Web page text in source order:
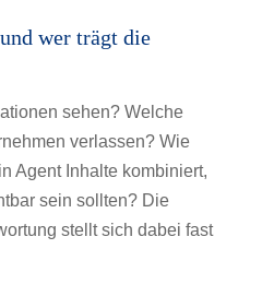
wer trägt die
sehen? Welche
verlassen? Wie
Agent Inhalte kombiniert,
sein sollten? Die
stellt sich dabei fast